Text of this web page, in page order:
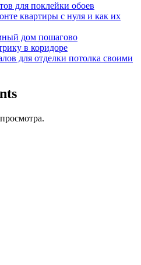
для поклейки обоев
квартиры с нуля и как их
дом пошагово
в коридоре
для отделки потолка своими